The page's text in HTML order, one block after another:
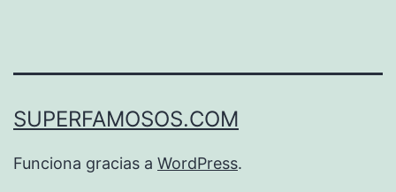
SUPERFAMOSOS.COM
Funciona gracias a WordPress.